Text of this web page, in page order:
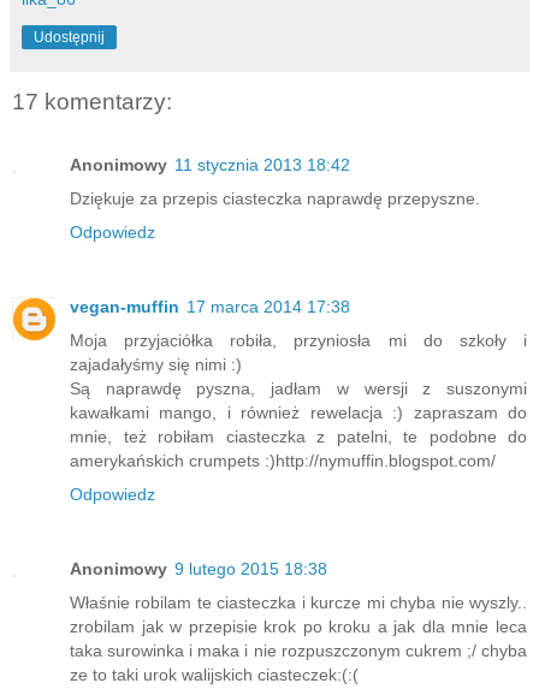
Udostępnij
17 komentarzy:
Anonimowy 11 stycznia 2013 18:42
Dziękuje za przepis ciasteczka naprawdę przepyszne.
Odpowiedz
vegan-muffin 17 marca 2014 17:38
Moja przyjaciółka robiła, przyniosła mi do szkoły i
zajadałyśmy się nimi :)
Są naprawdę pyszna, jadłam w wersji z suszonymi
kawałkami mango, i również rewelacja :) zapraszam do
mnie, też robiłam ciasteczka z patelni, te podobne do
amerykańskich crumpets :)http://nymuffin.blogspot.com/
Odpowiedz
Anonimowy 9 lutego 2015 18:38
Właśnie robilam te ciasteczka i kurcze mi chyba nie wyszly..
zrobilam jak w przepisie krok po kroku a jak dla mnie leca
taka surowinka i maka i nie rozpuszczonym cukrem ;/ chyba
ze to taki urok walijskich ciasteczek:(:(